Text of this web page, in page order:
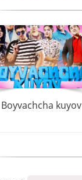
Boyvachcha kuyov